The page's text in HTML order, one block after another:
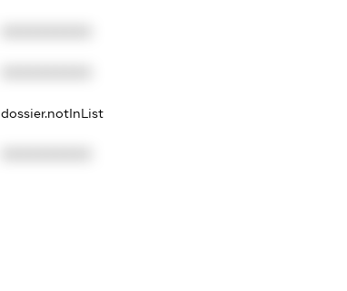
dossier.notInList